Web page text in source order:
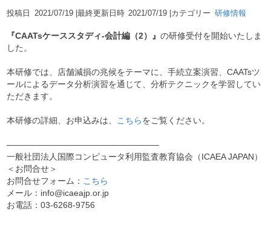
投稿日 2021/07/19 | 最終更新日時 2021/07/19 | カテゴリー 研修情報
『CAATsケーススタディ-会計編（2）』の研修受付を開始いたしま
した。
本研修では、店舗減損の兆候をテーマに、手続立案演習、CAATsツ
ールによるデータ分析演習を通じて、分析テクニックを学習してい
ただきます。
本研修の詳細、お申込みは、 こちらをご覧ください。
——————————————————
一般社団法人国際コンピュータ利用監査教育協会（ICAEA JAPAN）
＜お問合せ＞
お問合せフォーム： こちら
メール：info@icaeajp.or.jp
お電話：03-6268-9756